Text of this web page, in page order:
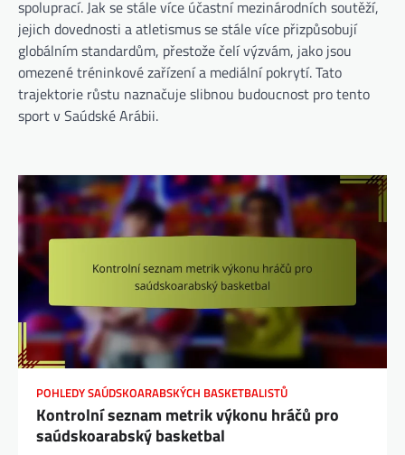
spoluprací. Jak se stále více účastní mezinárodních soutěží,
jejich dovednosti a atletismus se stále více přizpůsobují
globálním standardům, přestože čelí výzvám, jako jsou
omezené tréninkové zařízení a mediální pokrytí. Tato
trajektorie růstu naznačuje slibnou budoucnost pro tento
sport v Saúdské Arábii.
POHLEDY SAÚDSKOARABSKÝCH BASKETBALISTŮ
Kontrolní seznam metrik výkonu hráčů pro
saúdskoarabský basketbal